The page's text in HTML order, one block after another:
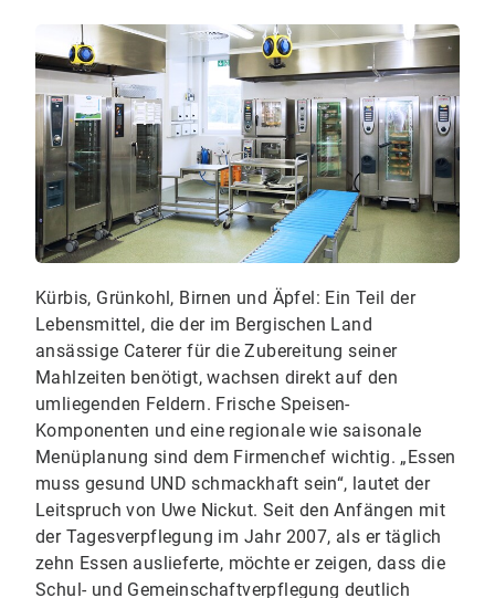
Kürbis, Grünkohl, Birnen und Äpfel: Ein Teil der
Lebensmittel, die der im Bergischen Land
ansässige Caterer für die Zubereitung seiner
Mahlzeiten benötigt, wachsen direkt auf den
umliegenden Feldern. Frische Speisen-
Komponenten und eine regionale wie saisonale
Menüplanung sind dem Firmenchef wichtig. „Essen
muss gesund UND schmackhaft sein“, lautet der
Leitspruch von Uwe Nickut. Seit den Anfängen mit
der Tagesverpflegung im Jahr 2007, als er täglich
zehn Essen auslieferte, möchte er zeigen, dass die
Schul- und Gemeinschaftverpflegung deutlich